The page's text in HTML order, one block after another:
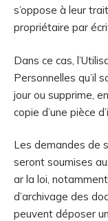
s’oppose à leur
propriétaire par
Dans ce cas,
Personnelles qu’il
jour ou supprime,
copie d’une pièce
Les demandes de
seront soumises
ar la loi,
d’archivage des
peuvent déposer